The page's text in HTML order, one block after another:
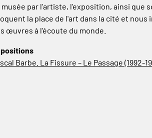
musée par l'artiste, l'exposition, ainsi que
la place de l'art dans la cité et
œuvres à l'écoute du monde.
Barbe. La Fissure – Le Passage (1992-